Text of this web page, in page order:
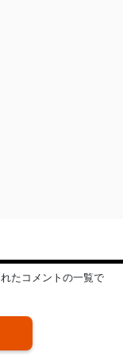
たコメントの一覧で